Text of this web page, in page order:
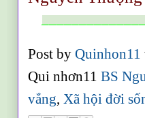
Post byQuinhon11
Qui nhơn11BS
vắng,Xã hội đời